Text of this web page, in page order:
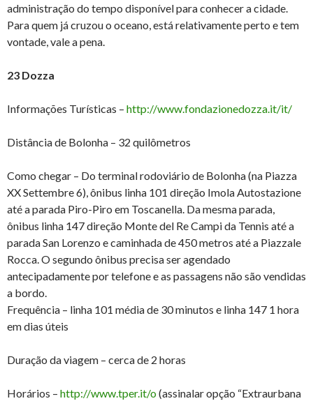
administração do tempo disponível para conhecer a cidade.
Para quem já cruzou o oceano, está relativamente perto e tem
vontade, vale a pena.
23 Dozza
Informações Turísticas – http://www.fondazionedozza.it/it/
Distância de Bolonha – 32 quilômetros
Como chegar – Do terminal rodoviário de Bolonha (na Piazza
XX Settembre 6), ônibus linha 101 direção Imola Autostazione
até a parada Piro-Piro em Toscanella. Da mesma parada,
ônibus linha 147 direção Monte del Re Campi da Tennis até a
parada San Lorenzo e caminhada de 450 metros até a Piazzale
Rocca. O segundo ônibus precisa ser agendado
antecipadamente por telefone e as passagens não são vendidas
a bordo.
Frequência – linha 101 média de 30 minutos e linha 147 1 hora
em dias úteis
Duração da viagem – cerca de 2 horas
Horários – http://www.tper.it/o(assinalar opção “Extraurbana